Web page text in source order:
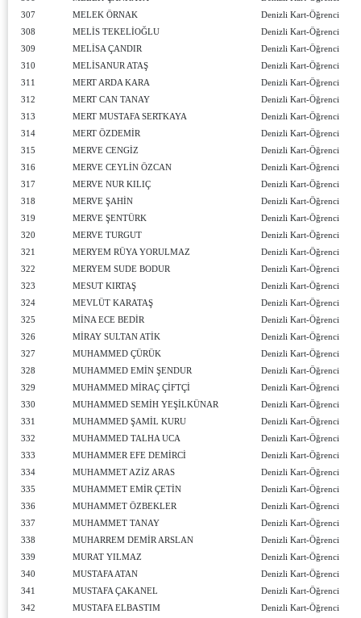
307
MELEK ÖRNAK
Denizli Kart-Öğrenci
308
MELİS TEKELİOĞLU
Denizli Kart-Öğrenci
309
MELİSA ÇANDIR
Denizli Kart-Öğrenci
310
MELİSANUR ATAŞ
Denizli Kart-Öğrenci
311
MERT ARDA KARA
Denizli Kart-Öğrenci
312
MERT CAN TANAY
Denizli Kart-Öğrenci
313
MERT MUSTAFA SERTKAYA
Denizli Kart-Öğrenci
314
MERT ÖZDEMİR
Denizli Kart-Öğrenci
315
MERVE CENGİZ
Denizli Kart-Öğrenci
316
MERVE CEYLİN ÖZCAN
Denizli Kart-Öğrenci
317
MERVE NUR KILIÇ
Denizli Kart-Öğrenci
318
MERVE ŞAHİN
Denizli Kart-Öğrenci
319
MERVE ŞENTÜRK
Denizli Kart-Öğrenci
320
MERVE TURGUT
Denizli Kart-Öğrenci
321
MERYEM RÜYA YORULMAZ
Denizli Kart-Öğrenci
322
MERYEM SUDE BODUR
Denizli Kart-Öğrenci
323
MESUT KIRTAŞ
Denizli Kart-Öğrenci
324
MEVLÜT KARATAŞ
Denizli Kart-Öğrenci
325
MİNA ECE BEDİR
Denizli Kart-Öğrenci
326
MİRAY SULTAN ATİK
Denizli Kart-Öğrenci
327
MUHAMMED ÇÜRÜK
Denizli Kart-Öğrenci
328
MUHAMMED EMİN ŞENDUR
Denizli Kart-Öğrenci
329
MUHAMMED MİRAÇ ÇİFTÇİ
Denizli Kart-Öğrenci
330
MUHAMMED SEMİH YEŞİLKÜNAR
Denizli Kart-Öğrenci
331
MUHAMMED ŞAMİL KURU
Denizli Kart-Öğrenci
332
MUHAMMED TALHA UCA
Denizli Kart-Öğrenci
333
MUHAMMER EFE DEMİRCİ
Denizli Kart-Öğrenci
334
MUHAMMET AZİZ ARAS
Denizli Kart-Öğrenci
335
MUHAMMET EMİR ÇETİN
Denizli Kart-Öğrenci
336
MUHAMMET ÖZBEKLER
Denizli Kart-Öğrenci
337
MUHAMMET TANAY
Denizli Kart-Öğrenci
338
MUHARREM DEMİR ARSLAN
Denizli Kart-Öğrenci
339
MURAT YILMAZ
Denizli Kart-Öğrenci
340
MUSTAFA ATAN
Denizli Kart-Öğrenci
341
MUSTAFA ÇAKANEL
Denizli Kart-Öğrenci
342
MUSTAFA ELBASTIM
Denizli Kart-Öğrenci